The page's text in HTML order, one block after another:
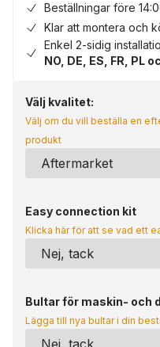
Beställningar före
Klar att montera och
Enkel 2-sidig
NO, DE, ES, FR, PL
Välj kvalitet:
Välj om du vill beställa en
produkt
Easy connection kit
Klicka här för att se vad ett
Bultar för maskin- och
Lägga till nya bultar i din